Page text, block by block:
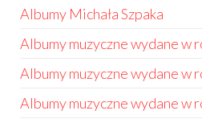
Albumy Michała Szpaka
Albumy muzyczne wydane w
Albumy muzyczne wydane w
Albumy muzyczne wydane w